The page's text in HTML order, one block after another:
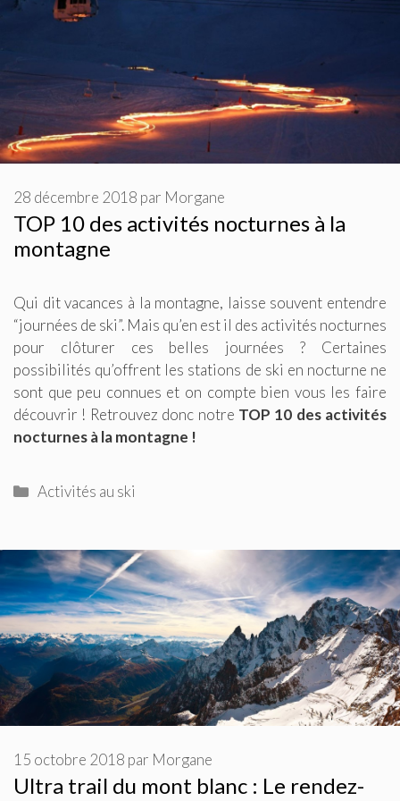
TOP 10 des activités nocturnes à la
montagne
28 décembre 2018 par Morgane
Qui dit vacances à la montagne, laisse souvent entendre
“journées de ski”. Mais qu’en est il des activités nocturnes
pour clôturer ces belles journées ? Certaines
possibilités qu’offrent les stations de ski en nocturne ne
sont que peu connues et on compte bien vous les faire
découvrir ! Retrouvez donc notre TOP 10 des activités
nocturnes à la montagne !
Catégories
Activités au ski
Ultra trail du mont blanc : Le rendez-
15 octobre 2018 par Morgane